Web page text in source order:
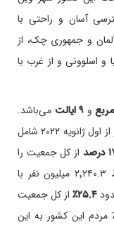
آسان و راحتی با
و جمهوری چک، از
و اسلوونی و از غرب با
و ۹ ایالت
می‌باشد.
است و از اول ژانویه ۲۰۲۲ شامل
از کل جمعیت را
پوشش می‌دهد. در سال ۲۰۲۱، به طور متوسط ۲٬۲۴۰.۳ میلیون نفر با
۲۵.۴٪ از کل جمعیت
۹۸٪ مردم این کشور به این